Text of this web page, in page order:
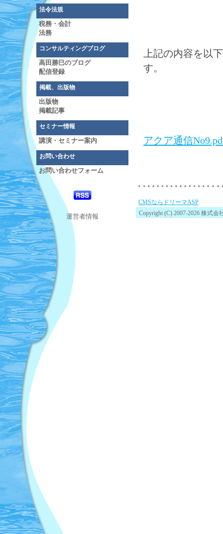
法令法規
税務・会計
法務
コンサルティングブログ
高田勝巳のブログ
配信登録
掲載、出版物
出版物
掲載記事
セミナー情報
講演・セミナー案内
お問い合わせ
お問い合わせフォーム
運営者情報
上記の内容を以
す。
アクア通信
CMSならドリーマASP
Copyright (C) 2007-2026 株式